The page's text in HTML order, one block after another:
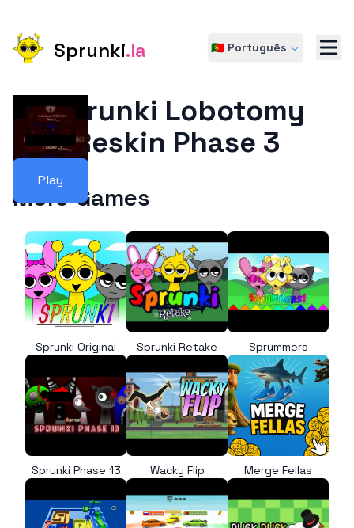
Sprunki.la 🇵🇹 Português
Play
Sprunki Lobotomy
Reskin Phase 3
More Games
Sprunki Original Sprunki Retake Sprummers
Sprunki Phase 13 Wacky Flip Merge Fellas